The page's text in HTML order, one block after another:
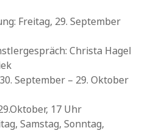
Freitag, 29. September
Christa Hagel
September – 29. Oktober
17 Uhr
Samstag, Sonntag,